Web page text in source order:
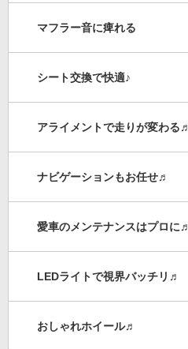
マフラー音に痺れる
シート交換で快適♪
アライメントで走りが変わる♬
ナビゲーションもお任せ♬
愛車のメンテナンスはプロに♬
LEDライトで視界バッチリ♬
おしゃれホイール♬